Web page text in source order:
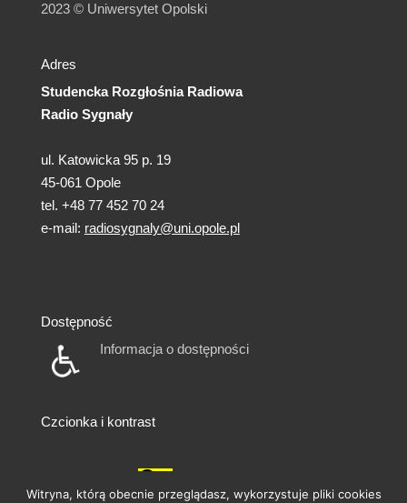
2023 © Uniwersytet Opolski
Adres
Studencka Rozgłośnia Radiowa
Radio Sygnały
ul. Katowicka 95 p. 19
45-061 Opole
tel. +48 77 452 70 24
e-mail: radiosygnaly@uni.opole.pl
Dostępność
Informacja o dostępności
Czcionka i kontrast
Witryna, którą obecnie przeglądasz, wykorzystuje pliki cookies